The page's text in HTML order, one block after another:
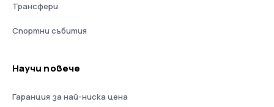
Трансфери
Спортни събития
Научи повече
Гаранция за най-ниска цена